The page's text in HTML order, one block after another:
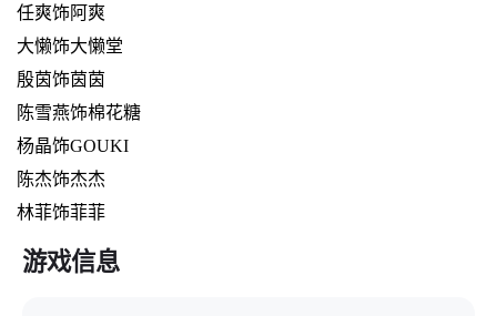
任爽饰阿爽
大懒饰大懒堂
殷茵饰茵茵
陈雪燕饰棉花糖
杨晶饰GOUKI
陈杰饰杰杰
林菲饰菲菲
游戏信息